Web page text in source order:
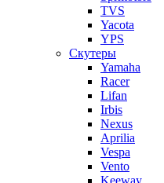
TVS
Yacota
YPS
Скутеры
Yamaha
Racer
Lifan
Irbis
Nexus
Aprilia
Vespa
Vento
Keeway